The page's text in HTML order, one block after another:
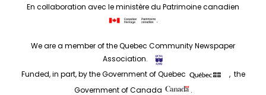
En collaboration avec le ministère du Patrimoine canadien
.
We are a member of the Quebec Community Newspaper
Association.
Funded, in part, by the Government of Quebec
, the
Government of Canada
.